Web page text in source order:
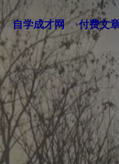
自学成才网 付费文